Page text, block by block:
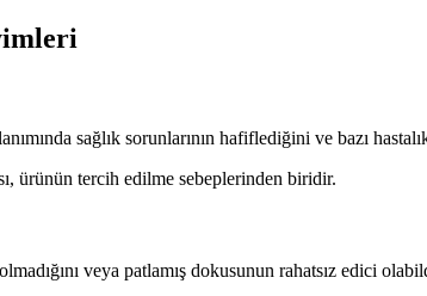
sağlık sorunlarının hafiflediğini ve bazı
ürünün tercih edilme sebeplerinden biridir.
veya patlamış dokusunun rahatsız edici